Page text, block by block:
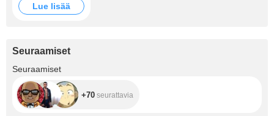
Lue lisää
Seuraamiset
Seuraamiset
+70 seurattavia